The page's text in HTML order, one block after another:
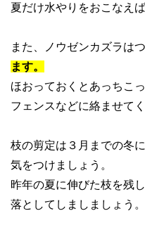
夏だけ水やりをおこなえば
また、ノウゼンカズラは
ます。
ほおっておくとあっちこ
フェンスなどに絡ませてく
枝の剪定は３月までの冬
気をつけましょう。
昨年の夏に伸びた枝を残
落としてしましましょう。